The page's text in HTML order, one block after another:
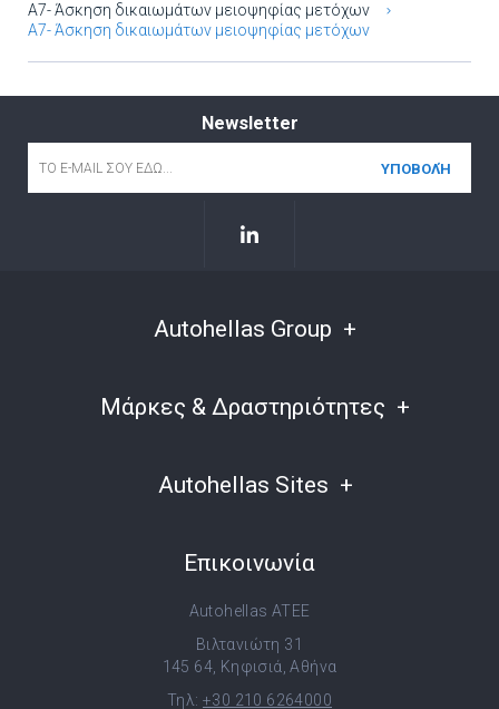
A7- Άσκηση δικαιωμάτων μειοψηφίας μετόχων
A7- Άσκηση δικαιωμάτων μειοψηφίας μετόχων
Newsletter
Autohellas Group
Μάρκες & Δραστηριότητες
Autohellas Sites
Επικοινωνία
Autohellas ATEE
Βιλτανιώτη 31
145 64, Κηφισιά, Αθήνα
Τηλ: +30 210 6264000